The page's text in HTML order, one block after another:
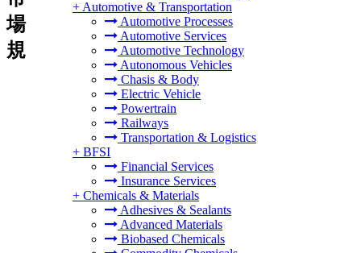
+ Automotive & Transportation
Automotive Processes
Automotive Services
Automotive Technology
Autonomous Vehicles
Chasis & Body
Electric Vehicle
Powertrain
Railways
Transportation & Logistics
+ BFSI
Financial Services
Insurance Services
+ Chemicals & Materials
Adhesives & Sealants
Advanced Materials
Biobased Chemicals
場
規